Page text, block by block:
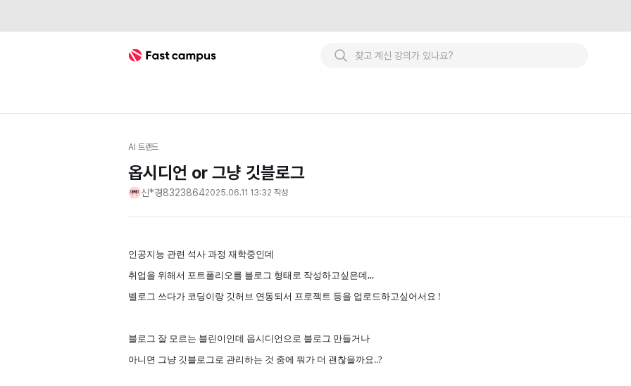
Fast Campus
AI 트렌드
옵시디언 or 그냥 깃블로그
신*경83238642025.06.11 13:32 작성
인공지능 관련 석사 과정 재학중인데
취업을 위해서 포트폴리오를 블로그 형태로 작성하고싶은데,,,
벨로그 쓰다가 코딩이랑 깃허브 연동되서 프로젝트 등을 업로드하고싶어서요 !
블로그 잘 모르는 블린이인데 옵시디언으로 블로그 만들거나
아니면 그냥 깃블로그로 관리하는 것 중에 뭐가 더 괜찮을까요..?